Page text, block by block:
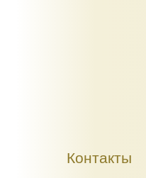
Контакты